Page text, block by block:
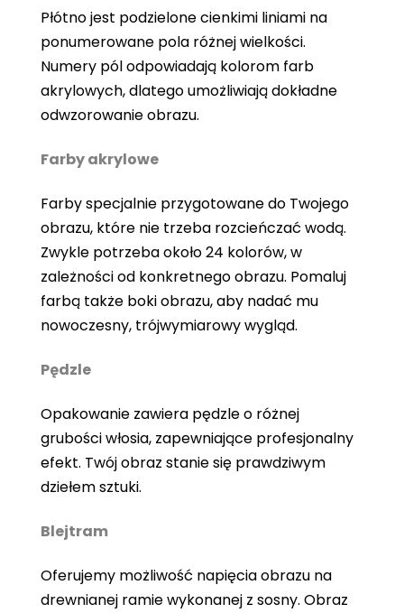
Płótno jest podzielone cienkimi liniami na
ponumerowane pola różnej wielkości.
Numery pól odpowiadają kolorom farb
akrylowych, dlatego umożliwiają dokładne
odwzorowanie obrazu.
Farby akrylowe
Farby specjalnie przygotowane do Twojego
obrazu, które nie trzeba rozcieńczać wodą.
Zwykle potrzeba około 24 kolorów, w
zależności od konkretnego obrazu. Pomaluj
farbą także boki obrazu, aby nadać mu
nowoczesny, trójwymiarowy wygląd.
Pędzle
Opakowanie zawiera pędzle o różnej
grubości włosia, zapewniające profesjonalny
efekt. Twój obraz stanie się prawdziwym
dziełem sztuki.
Blejtram
Oferujemy możliwość napięcia obrazu na
drewnianej ramie wykonanej z sosny. Obraz